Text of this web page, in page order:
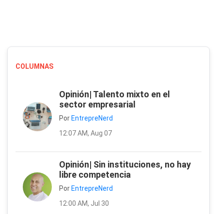
COLUMNAS
Opinión| Talento mixto en el
sector empresarial
Por EntrepreNerd
12:07 AM, Aug 07
Opinión| Sin instituciones, no hay
libre competencia
Por EntrepreNerd
12:00 AM, Jul 30